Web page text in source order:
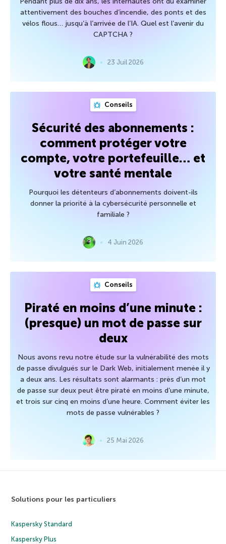
attentivement des bouches d’incendie, des ponts et des
vélos flous… jusqu’à l’arrivée de l’IA. Quel est l’avenir du
CAPTCHA ?
23 Juil 2026
Conseils
Sécurité des abonnements :
comment protéger votre
compte, votre portefeuille… et
votre santé mentale
Pourquoi les détenteurs d’abonnements doivent-ils
donner la priorité à la cybersécurité personnelle et
familiale ?
4 Juin 2026
Conseils
Piraté en moins d’une minute :
(presque) un mot de passe sur
deux
Nous avons revu notre étude sur la vulnérabilité des mots
de passe divulgués sur le Dark Web, initialement menée il y
a deux ans. Les résultats sont alarmants : près d’un mot
de passe sur deux peut être piraté en moins d’une minute,
et trois sur cinq en moins d’une heure. Comment éviter les
mots de passe vulnérables ?
25 Mai 2026
Solutions pour les particuliers
Kaspersky Standard
Kaspersky Plus